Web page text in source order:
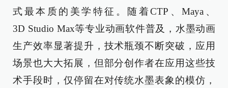
式最本质的美学特征。随着CTP、Maya、
3D Studio Max等专业动画软件普及，水墨动画
生产效率显著提升，技术瓶颈不断突破，应用
场景也大大拓展，但部分创作者在应用这些技
术手段时，仅停留在对传统水墨表象的模仿，